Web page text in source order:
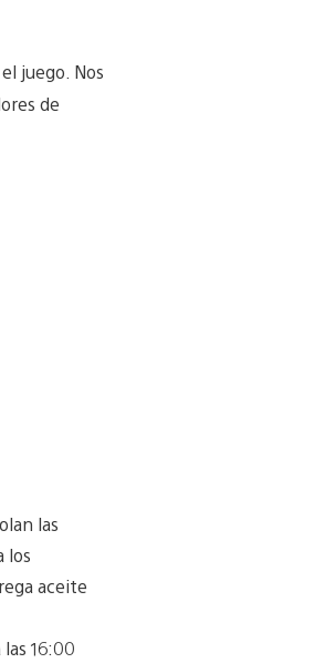
juego. Nos
de
las
los
aceite
16:00